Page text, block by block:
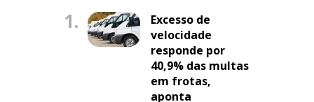
1.
Excesso de
velocidade
responde por
40,9% das multas
em frotas,
aponta